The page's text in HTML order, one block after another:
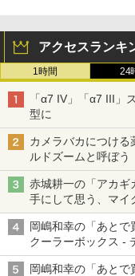
アクセスランキ
1時間 24
「α7 IV」「α7 III
型に
カメラバカにつける
ルドズームと呼ぼう
赤城耕一の「アカギ
手にして思う、マ
岡嶋和幸の「あと
クーラーボックス -
岡嶋和幸の「あと